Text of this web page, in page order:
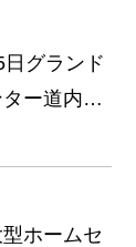
日グランド
ー道内２
ホームセ